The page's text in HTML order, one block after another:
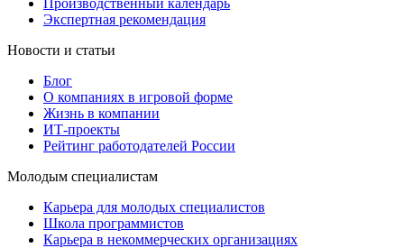
Экспертная рекомендация
Новости и статьи
Блог
О компаниях в игровой форме
Жизнь в компании
ИТ-проекты
Рейтинг работодателей России
Молодым специалистам
Карьера для молодых специалистов
Школа программистов
Карьера в некоммерческих организациях